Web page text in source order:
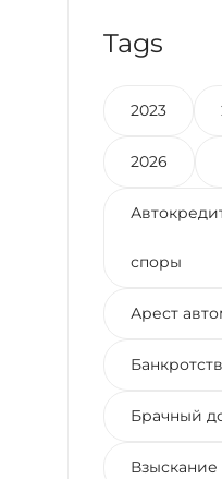
Tags
2023
2026
споры
Арест
Брачный